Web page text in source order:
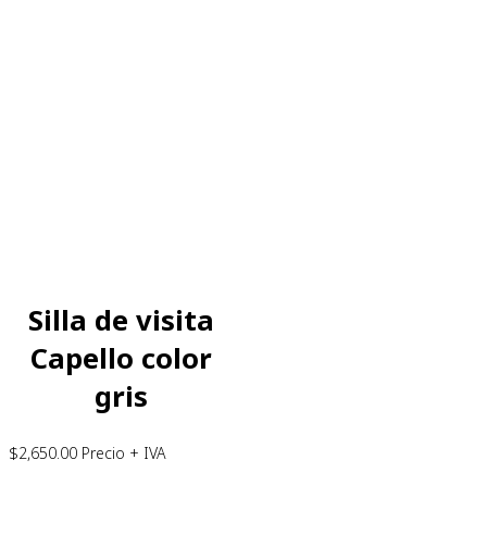
Silla de visita
Capello color
gris
$2,650.00 Precio + IVA